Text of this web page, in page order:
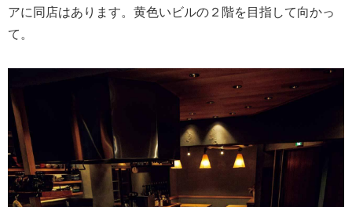
アに同店はあります。黄色いビルの２階を目指して向かっ
て。